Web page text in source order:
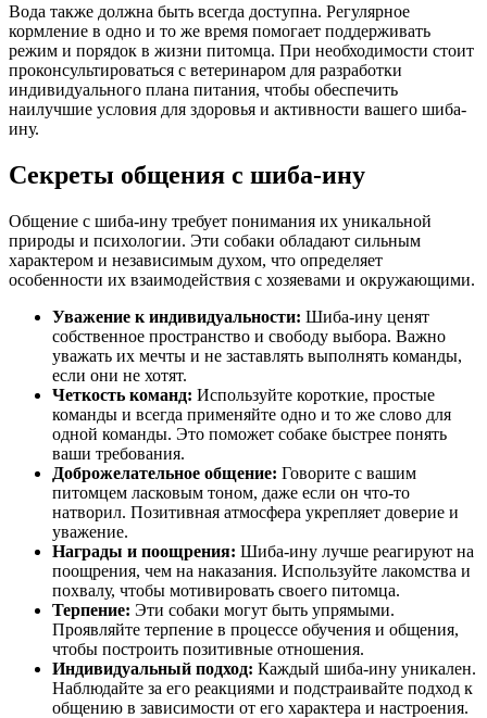
Вода также должна быть всегда доступна. Регулярное
кормление в одно и то же время помогает поддерживать
режим и порядок в жизни питомца. При необходимости стоит
проконсультироваться с ветеринаром для разработки
индивидуального плана питания, чтобы обеспечить
наилучшие условия для здоровья и активности вашего шиба-
ину.
Секреты общения с шиба-ину
Общение с шиба-ину требует понимания их уникальной
природы и психологии. Эти собаки обладают сильным
характером и независимым духом, что определяет
особенности их взаимодействия с хозяевами и окружающими.
Уважение к индивидуальности: Шиба-ину ценят
собственное пространство и свободу выбора. Важно
уважать их мечты и не заставлять выполнять команды,
если они не хотят.
Четкость команд: Используйте короткие, простые
команды и всегда применяйте одно и то же слово для
одной команды. Это поможет собаке быстрее понять
ваши требования.
Доброжелательное общение: Говорите с вашим
питомцем ласковым тоном, даже если он что-то
натворил. Позитивная атмосфера укрепляет доверие и
уважение.
Награды и поощрения: Шиба-ину лучше реагируют на
поощрения, чем на наказания. Используйте лакомства и
похвалу, чтобы мотивировать своего питомца.
Терпение: Эти собаки могут быть упрямыми.
Проявляйте терпение в процессе обучения и общения,
чтобы построить позитивные отношения.
Индивидуальный подход: Каждый шиба-ину уникален.
Наблюдайте за его реакциями и подстраивайте подход к
общению в зависимости от его характера и настроения.